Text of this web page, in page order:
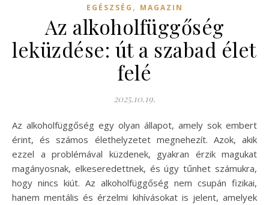
EGÉSZSÉG , MAGAZIN
Az alkoholfüggőség
leküzdése: út a szabad élet
felé
2025.10.19.
Az alkoholfüggőség egy olyan állapot, amely sok embert
érint, és számos élethelyzetet megnehezít. Azok, akik
ezzel a problémával küzdenek, gyakran érzik magukat
magányosnak, elkeseredettnek, és úgy tűnhet számukra,
hogy nincs kiút. Az alkoholfüggőség nem csupán fizikai,
hanem mentális és érzelmi kihívásokat is jelent, amelyek